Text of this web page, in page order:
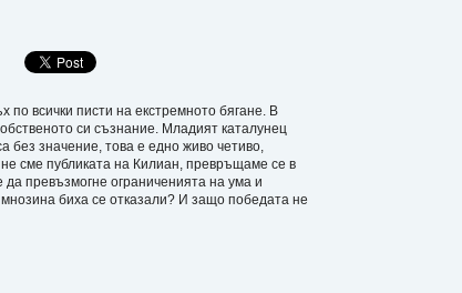
по всички писти на екстремното бягане. В
си съзнание. Младият каталунец
без значение, това е едно живо четиво,
сме публиката на Килиан, превръщаме се в
превъзмогне ограниченията на ума и
биха се отказали? И защо победата не